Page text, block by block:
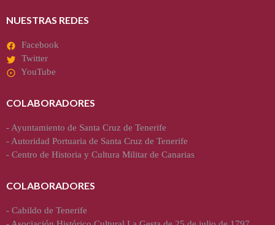
NUESTRAS REDES
Facebook
Twitter
YouTube
COLABORADORES
- Ayuntamiento de Santa Cruz de Tenerife
- Autoridad Portuaria de Santa Cruz de Tenerife
- Centro de Historia y Cultura Militar de Canarias
COLABORADORES
- Cabildo de Tenerife